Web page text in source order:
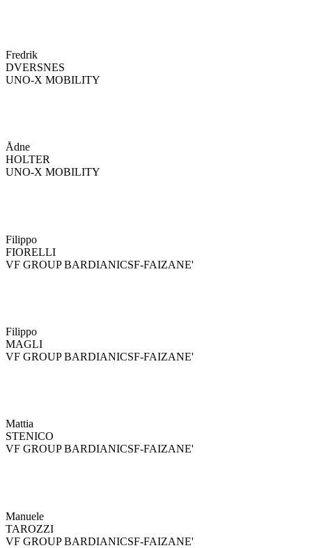
Fredrik
DVERSNES
UNO-X MOBILITY
Ådne
HOLTER
UNO-X MOBILITY
Filippo
FIORELLI
VF GROUP BARDIANICSF-FAIZANE'
Filippo
MAGLI
VF GROUP BARDIANICSF-FAIZANE'
Mattia
STENICO
VF GROUP BARDIANICSF-FAIZANE'
Manuele
TAROZZI
VF GROUP BARDIANICSF-FAIZANE'